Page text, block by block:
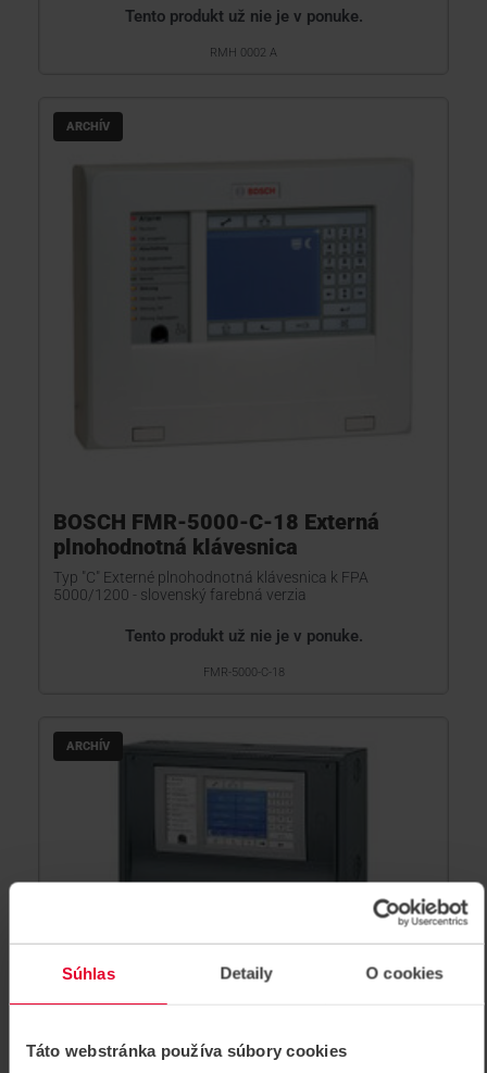
Súhlas Detaily O cookies
Táto webstránka používa súbory cookies
Tento produkt už nie je v ponuke.
RMH 0002 A
ARCHÍV
BOSCH FMR-5000-C-18 Externá
plnohodnotná klávesnica
Typ "C" Externé plnohodnotná klávesnica k FPA
5000/1200 - slovenský farebná verzia
Tento produkt už nie je v ponuke.
FMR-5000-C-18
ARCHÍV